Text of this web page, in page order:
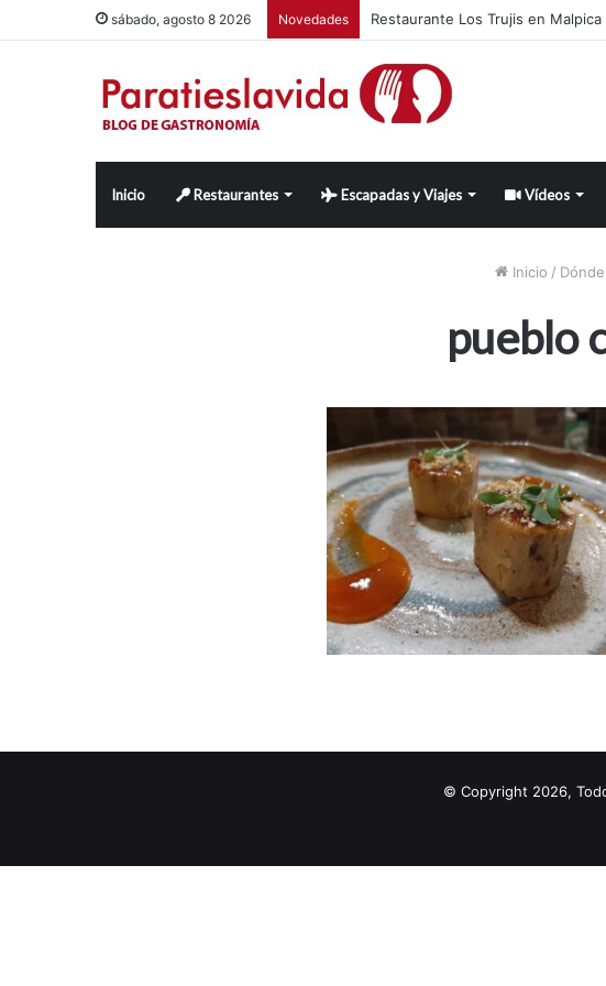
sábado, agosto 8 2026 Novedades Restaurante Los Trujis en Malpica
Inicio Restaurantes Escapadas y Viajes Vídeos
Inicio /
pueblo
© Copyright 2026,